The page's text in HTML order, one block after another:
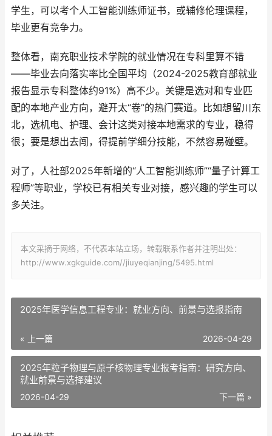
学生，可以考个人工智能训练师证书，或辅修伦理课程，
毕业更有竞争力。
整体看，南充职业技术学院的就业情况在专科里算不错
——毕业去向落实率比全国平均（2024-2025教育部就业
报告显示专科整体约91%）高不少。关键是选对和专业匹
配的本地产业方向，避开太“卷”的热门赛道。比如想留川东
北，选机电、护理、会计这类对接本地需求的专业，稳得
很；要是想出去闯，得提前学细分技能，不然容易碰壁。
对了，人社部2025年新增的“人工智能训练师”“量子计算工
程师”等职业，学校已有相关专业对接，感兴趣的学生可以
多关注。
本文采摘于网络，不代表本站立场，转载联系作者并注明出处：
http://www.xgkguide.com//jiuyeqianjing/5495.html
2025年医学信息工程专业：就业方向、前景与选报指南
« 上一篇 2026-04-29
2025年粒子物理与原子核物理专业报考指南：研究方向、
就业前景与选择建议
下一篇 »
2026-04-29